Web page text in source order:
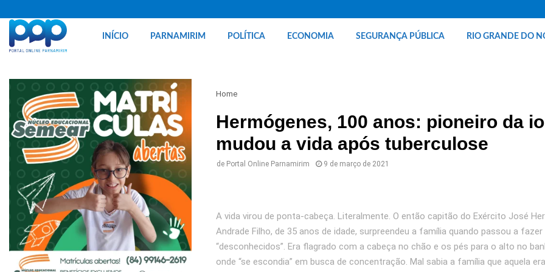
INÍCIO PARNAMIRIM POLÍTICA ECONOMIA SEGURANÇA PÚBLICA RIO GRANDE DO
Home
Hermógenes, 100 anos: pioneiro da
mudou a vida após tuberculose
de Portal Online Parnamirim 9 de março de 2021
A vida virou de ponta-cabeça. Literalmente. O então capitão do Exército José
Andrade Filho, de 35 anos de idade, surpreendeu a família quando passou a
“desconhecidos”. Era flagrado com a cabeça no chão e os pés para o alto no
onde “se escondia” em busca de concentração. Mal sabia a família que aquela